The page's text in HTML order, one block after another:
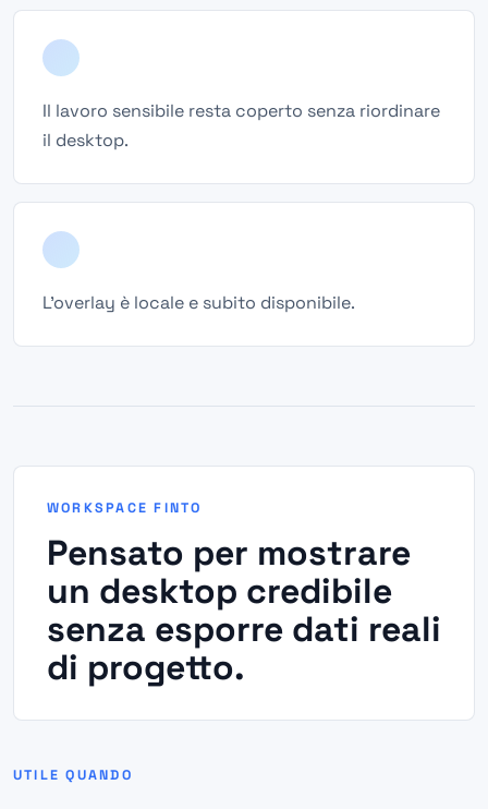
Il lavoro sensibile resta coperto senza riordinare
il desktop.
L'overlay è locale e subito disponibile.
WORKSPACE FINTO
Pensato per mostrare
un desktop credibile
senza esporre dati reali
di progetto.
UTILE QUANDO